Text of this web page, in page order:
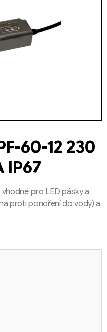
60-12 230
IP67
pro LED pásky a
proti ponoření do vody) a